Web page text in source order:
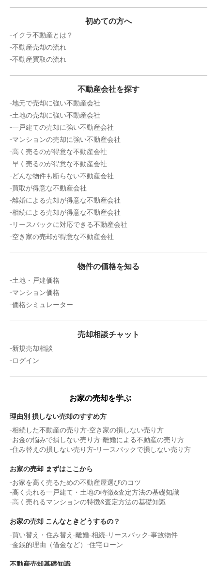
初めての方へ
イクラ不動産とは？
不動産売却の流れ
不動産買取の流れ
不動産会社を探す
地元で売却に強い不動産会社
土地の売却に強い不動産会社
一戸建ての売却に強い不動産会社
マンションの売却に強い不動産会社
高く売るのが得意な不動産会社
早く売るのが得意な不動産会社
どんな物件も断らない不動産会社
買取が得意な不動産会社
離婚による売却が得意な不動産会社
相続による売却が得意な不動産会社
リースバックに対応できる不動産会社
空き家の売却が得意な不動産会社
物件の価格を知る
土地・戸建価格
マンション価格
価格シミュレーター
売却相談チャット
新規売却相談
ログイン
お家の売却を学ぶ
理由別 損しない売却のすすめ方
相続した不動産の売り方 空き家の損しない売り方
お金の悩みで損しない売り方 離婚による不動産の売り方
住み替えの損しない売り方 リースバックで損しない売り方
お家の売却 まずはここから
お家を高く売るための不動産屋選びのコツ
高く売れる一戸建て・土地の特徴&査定方法の基礎知識
高く売れるマンションの特徴&査定方法の基礎知識
お家の売却 こんなときどうするの？
買い替え・住み替え
離婚 相続 リースバック 事故物件
金銭的理由（借金など）
住宅ローン
不動産売却基礎知識